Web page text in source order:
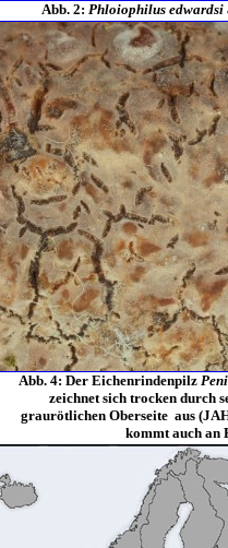
Abb. 2: Phloiophilus edwardsi
Abb. 4: Der Eichenrindenpilz
zeichnet sich trocken durch
graurötlichen Oberseite aus
kommt auch an